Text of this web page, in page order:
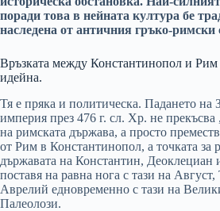
поради това в нейната култура бе
наследена от античния гръко-римски
Връзката между Константинопол и Рим
идейна.
Тя е пряка и политическа. Падането на
империя през 476 г. сл. Хр. не прекъсва
на римската държава, а просто
от Рим в Константинопол, а точката за
държавата на Константин, Деоклециан
поставя на равна нога с тази на
Аврелий едновременно с тази на
Палеолози.